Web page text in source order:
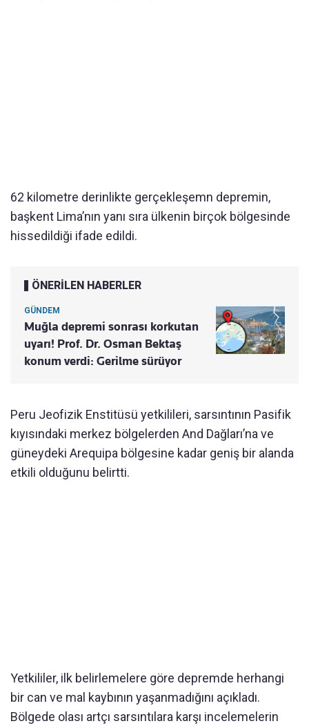
62 kilometre derinlikte gerçekleşemn depremin,
başkent Lima’nın yanı sıra ülkenin birçok bölgesinde
hissedildiği ifade edildi.
ÖNERİLEN HABERLER
GÜNDEM
Muğla depremi sonrası korkutan
uyarı! Prof. Dr. Osman Bektaş
konum verdi: Gerilme sürüyor
Peru Jeofizik Enstitüsü yetkilileri, sarsıntının Pasifik
kıyısındaki merkez bölgelerden And Dağları’na ve
güneydeki Arequipa bölgesine kadar geniş bir alanda
etkili olduğunu belirtti.
Yetkililer, ilk belirlemelere göre depremde herhangi
bir can ve mal kaybının yaşanmadığını açıkladı.
Bölgede olası artçı sarsıntılara karşı incelemelerin